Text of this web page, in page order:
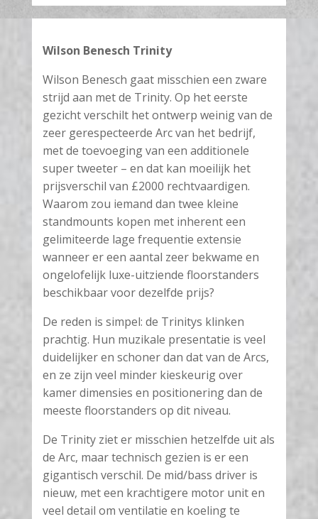
Wilson Benesch Trinity
Wilson Benesch gaat misschien een zware
strijd aan met de Trinity. Op het eerste
gezicht verschilt het ontwerp weinig van de
zeer gerespecteerde Arc van het bedrijf,
met de toevoeging van een additionele
super tweeter – en dat kan moeilijk het
prijsverschil van £2000 rechtvaardigen.
Waarom zou iemand dan twee kleine
standmounts kopen met inherent een
gelimiteerde lage frequentie extensie
wanneer er een aantal zeer bekwame en
ongelofelijk luxe-uitziende floorstanders
beschikbaar voor dezelfde prijs?
De reden is simpel: de Trinitys klinken
prachtig. Hun muzikale presentatie is veel
duidelijker en schoner dan dat van de Arcs,
en ze zijn veel minder kieskeurig over
kamer dimensies en positionering dan de
meeste floorstanders op dit niveau.
De Trinity ziet er misschien hetzelfde uit als
de Arc, maar technisch gezien is er een
gigantisch verschil. De mid/bass driver is
nieuw, met een krachtigere motor unit en
veel detail om ventilatie en koeling te